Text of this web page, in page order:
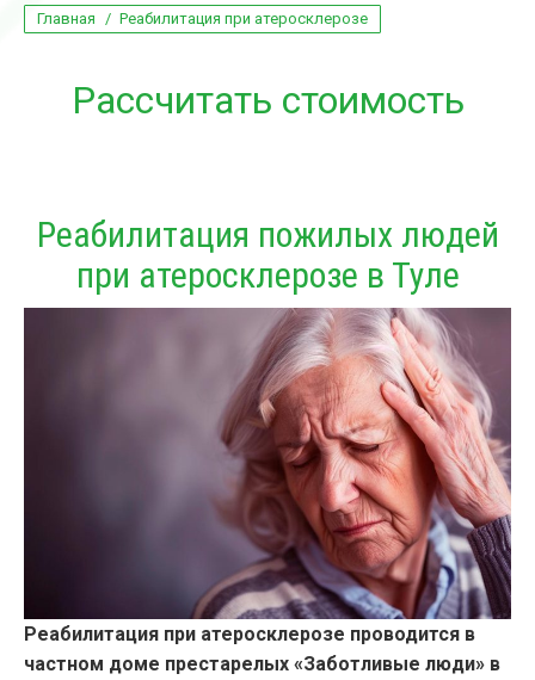
Вы здесь:
Главная Реабилитация при атеросклерозе
Рассчитать стоимость
Реабилитация пожилых людей
при атеросклерозе в Туле
Реабилитация при атеросклерозе проводится в
частном доме престарелых «Заботливые люди» в